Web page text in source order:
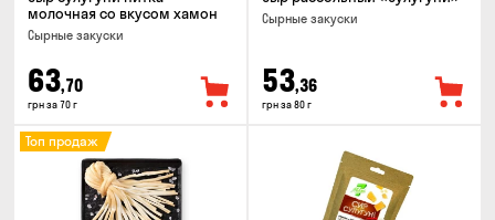
молочная со вкусом хамон
Cырные закуски
63,70
грн за 70 г
Cырные закуски
53,36
грн за 80 г
Топ продаж